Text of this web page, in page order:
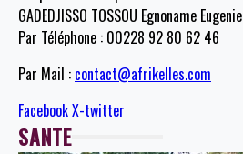
GADEDJISSO TOSSOU Egnoname Eugenie
Par Téléphone : 00228 92 80 62 46
Par Mail : contact@afrikelles.com
FacebookX-twitter
SANTE